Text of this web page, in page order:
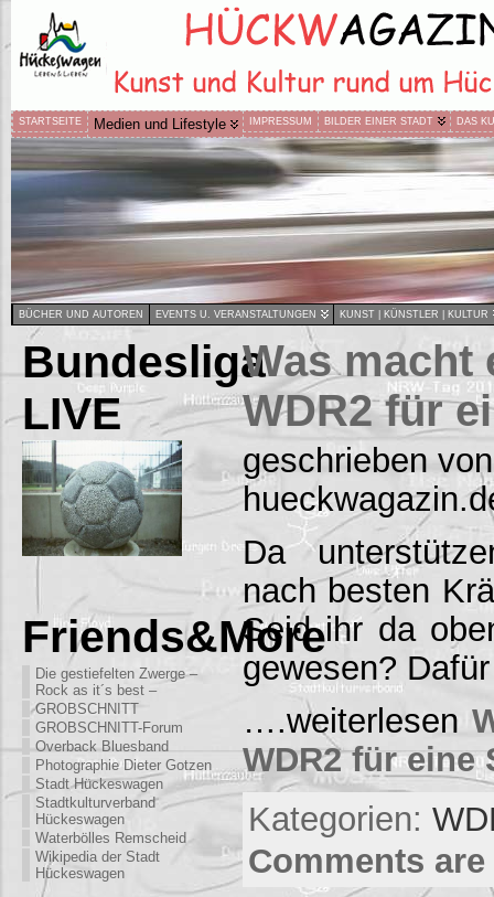
STARTSEITE Medien und Lifestyle IMPRESSUM BILDER EINER STADT DAS
BÜCHER UND AUTOREN EVENTS U. VERANSTALTUNGEN KUNST | KÜNSTLER | KULTUR
Bundesliga
LIVE
Friends&More
Die gestiefelten Zwerge –
Rock as it´s best –
GROBSCHNITT
GROBSCHNITT-Forum
Overback Bluesband
Photographie Dieter Gotzen
Stadt Hückeswagen
Stadtkulturverband
Hückeswagen
Waterbölles Remscheid
Wikipedia der Stadt
Hückeswagen
Was macht
WDR2 für
geschrieben
Da
nach besten
Seid ihr da
gewesen?
….weiterlesen
WDR2 für eine
Kategorien:
Comments